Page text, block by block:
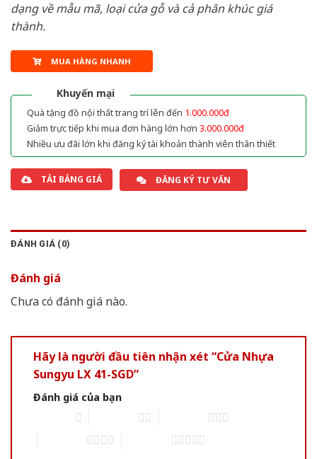
dạng về mẫu mã, loại cửa gỗ và cả phân khúc giá
thành.
MUA HÀNG NHANH
Khuyến mại
Quà tặng đồ nội thất trang trí lên đến 1.000.000đ
Giảm trực tiếp khi mua đơn hàng lớn hơn 3.000.000đ
Nhiều ưu đãi lớn khi đăng ký tài khoản thành viên thân thiết
TẢI BẢNG GIÁ ĐĂNG KÝ TƯ VẤN
ĐÁNH GIÁ (0)
Đánh giá
Chưa có đánh giá nào.
Hãy là người đầu tiên nhận xét “Cửa Nhựa
Sungyu LX 41-SGD”
Đánh giá của bạn